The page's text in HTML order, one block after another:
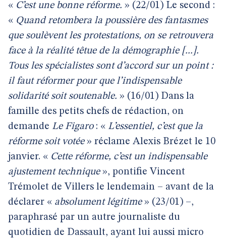
« C’est une bonne réforme. » (22/01) Le second :
« Quand retombera la poussière des fantasmes
que soulèvent les protestations, on se retrouvera
face à la réalité têtue de la démographie [...].
Tous les spécialistes sont d’accord sur un point :
il faut réformer pour que l’indispensable
solidarité soit soutenable. » (16/01) Dans la
famille des petits chefs de rédaction, on
demande Le Figaro: « L’essentiel, c’est que la
réforme soit votée» réclame Alexis Brézet le 10
janvier. « Cette réforme, c’est un indispensable
ajustement technique», pontifie Vincent
Trémolet de Villers le lendemain – avant de la
déclarer « absolument légitime» (23/01) –,
paraphrasé par un autre journaliste du
quotidien de Dassault, ayant lui aussi micro